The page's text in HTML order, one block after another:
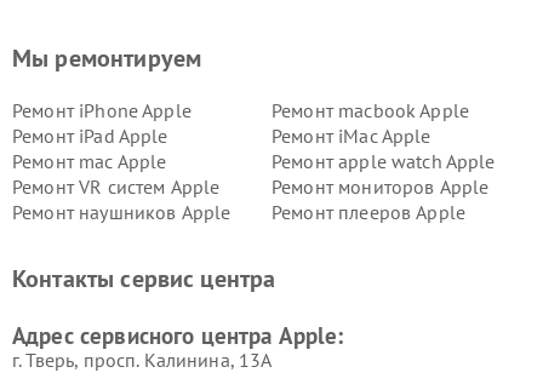
Мы ремонтируем
Ремонт iPhone Apple
Ремонт macbook Apple
Ремонт iPad Apple
Ремонт iMac Apple
Ремонт mac Apple
Ремонт apple watch Apple
Ремонт VR систем Apple
Ремонт мониторов Apple
Ремонт наушников Apple
Ремонт плееров Apple
Контакты сервис центра
Адрес сервисного центра Apple:
г. Тверь, просп. Калинина, 13А